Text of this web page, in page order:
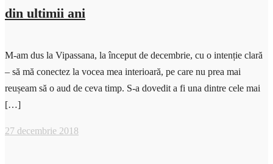
din ultimii ani
M-am dus la Vipassana, la început de decembrie, cu o intenție clară
– să mă conectez la vocea mea interioară, pe care nu prea mai
reușeam să o aud de ceva timp. S-a dovedit a fi una dintre cele mai
[…]
27 decembrie 2018